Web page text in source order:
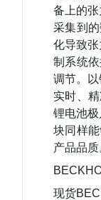
备上的
采集到
化导致
制系统
调节。
实时、
锂电池
块同样
产品品
现货